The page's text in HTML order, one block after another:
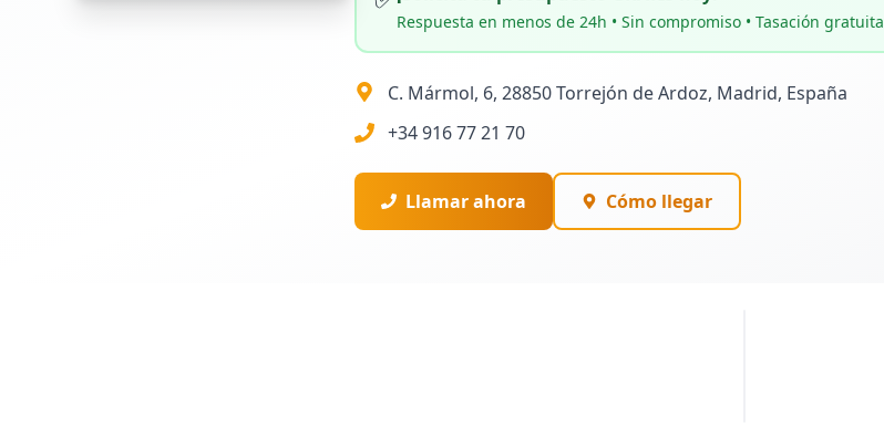
Respuesta en menos de 24h • Sin compromiso • Tasación gratuita
C. Mármol, 6, 28850 Torrejón de Ardoz, Madrid, España
+34 916 77 21 70
Llamar ahora Cómo llegar